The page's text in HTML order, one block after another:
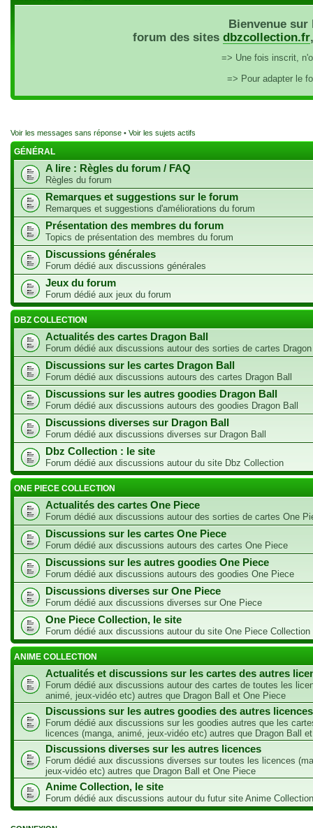
Bienvenue
forum des sites dbzcollection.fr
=> Une fois inscrit,
=> Pour adapter le
Voir les messages sans réponse • Voir les sujets actifs
GÉNÉRAL
A lire : Règles du forum / FAQ
Règles du forum
Remarques et suggestions sur le forum
Remarques et suggestions d'améliorations du forum
Présentation des membres du forum
Topics de présentation des membres du forum
Discussions générales
Forum dédié aux discussions générales
Jeux du forum
Forum dédié aux jeux du forum
DBZ COLLECTION
Actualités des cartes Dragon Ball
Forum dédié aux discussions autour des sorties de cartes
Discussions sur les cartes Dragon Ball
Forum dédié aux discussions autours des cartes Dragon Ball
Discussions sur les autres goodies Dragon Ball
Forum dédié aux discussions autours des goodies Dragon Ball
Discussions diverses sur Dragon Ball
Forum dédié aux discussions diverses sur Dragon Ball
Dbz Collection : le site
Forum dédié aux discussions autour du site Dbz Collection
ONE PIECE COLLECTION
Actualités des cartes One Piece
Forum dédié aux discussions autour des sorties de cartes One
Discussions sur les cartes One Piece
Forum dédié aux discussions autours des cartes One Piece
Discussions sur les autres goodies One Piece
Forum dédié aux discussions autours des goodies One Piece
Discussions diverses sur One Piece
Forum dédié aux discussions diverses sur One Piece
One Piece Collection, le site
Forum dédié aux discussions autour du site One Piece Collection
ANIME COLLECTION
Actualités et discussions sur les cartes des autres
Forum dédié aux discussions autour des cartes de toutes les
animé, jeux-vidéo etc) autres que Dragon Ball et One Piece
Discussions sur les autres goodies des autres licences
Forum dédié aux discussions sur les goodies autres que les
licences (manga, animé, jeux-vidéo etc) autres que Dragon Ball
Discussions diverses sur les autres licences
Forum dédié aux discussions diverses sur toutes les licences
jeux-vidéo etc) autres que Dragon Ball et One Piece
Anime Collection, le site
Forum dédié aux discussions autour du futur site Anime Collection